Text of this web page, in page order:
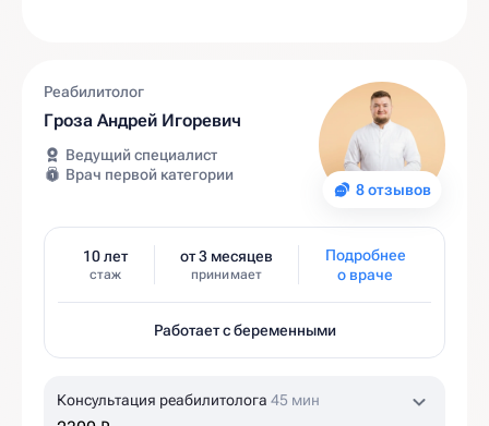
8 отзывов
Реабилитолог
Гроза Андрей Игоревич
Ведущий специалист
Врач первой категории
10 лет
стаж
от 3 месяцев
принимает
Подробнее
о враче
Работает с беременными
Консультация реабилитолога 45 мин